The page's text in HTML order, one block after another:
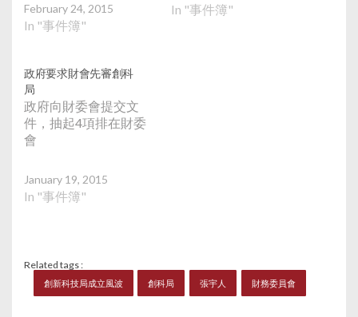
February 24, 2015
In "事件簿"
In "事件簿"
政府要求財會先審創科
局
政府向財委會提交文
件，抽起4項排在財委
會
January 19, 2015
In "事件簿"
Related tags :
創新科技局成立風波 創科局 張宇人 財務委員會